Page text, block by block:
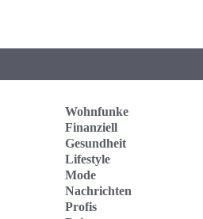
Wohnfunke
Finanziell
Gesundheit
Lifestyle
Mode
Nachrichten
Profis